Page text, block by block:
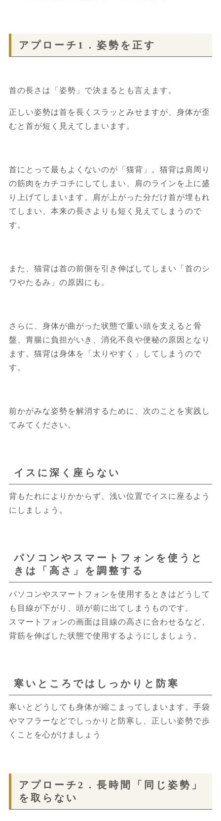
アプローチ1．姿勢を正す
首の長さは「姿勢」で決まるとも言えます。
正しい姿勢は首を長くスラッとみせますが、身体が歪
むと首が短く見えてしまいます。
首にとって最もよくないのが「猫背」。猫背は肩周り
の筋肉をカチコチにしてしまい、肩のラインを上に盛
り上げてしまいます。肩が上がった分だけ首が埋もれ
てしまい、本来の長さよりも短く見えてしまうので
す。
また、猫背は首の前側を引き伸ばしてしまい「首のシ
ワやたるみ」の原因にも。
さらに、身体が曲がった状態で重い頭を支えると骨
盤、胃腸に負担がいき、消化不良や便秘の原因となり
ます。猫背は身体を「太りやすく」してしまうので
す。
前かがみな姿勢を解消するために、次のことを実践し
てみてください。
イスに深く座らない
背もたれによりかからず、浅い位置でイスに座るよう
にしましょう。
パソコンやスマートフォンを使うと
きは「高さ」を調整する
パソコンやスマートフォンを使用するときはどうして
も目線が下がり、頭が前に出てしまうものです。
スマートフォンの画面は目線の高さに合わせるなど、
背筋を伸ばした状態で使用するようにしましょう。
寒いところではしっかりと防寒
寒いとどうしても身体が縮こまってしまいます。手袋
やマフラーなどでしっかりと防寒し、正しい姿勢で歩
くことを心がけましょう
アプローチ2．長時間「同じ姿勢」
を取らない